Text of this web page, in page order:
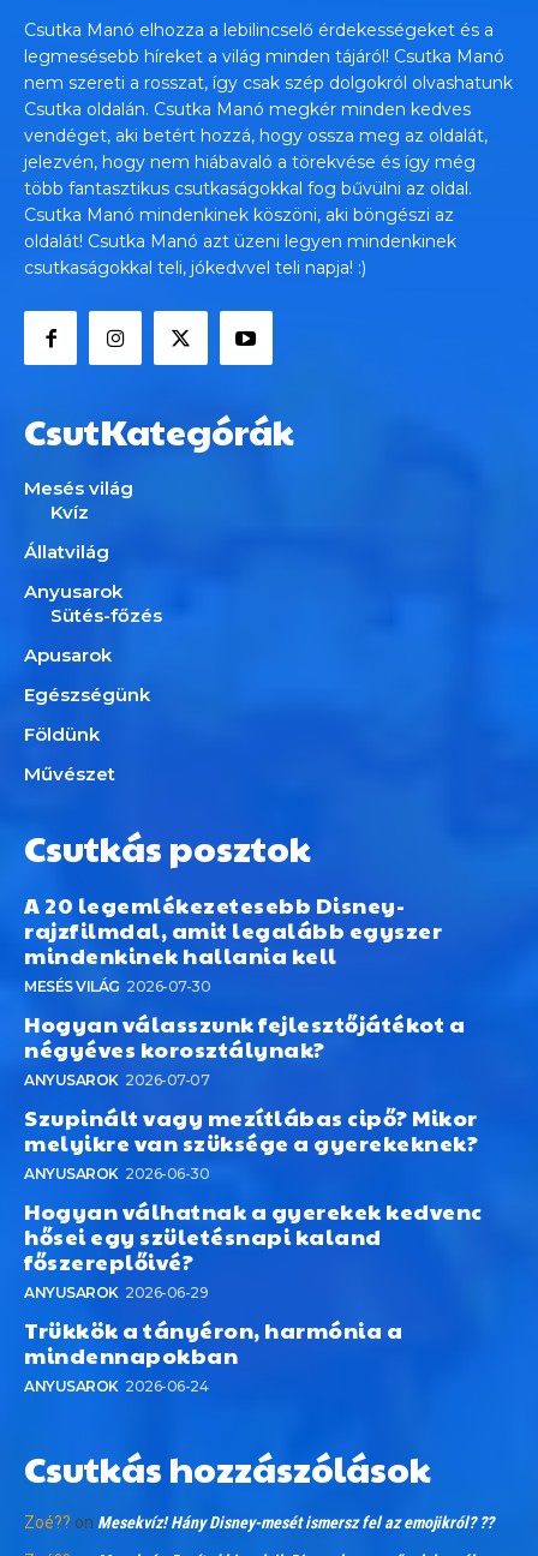
Csutka Manó elhozza a lebilincselő érdekességeket és a
legmesésebb híreket a világ minden tájáról! Csutka Manó
nem szereti a rosszat, így csak szép dolgokról olvashatunk
Csutka oldalán. Csutka Manó megkér minden kedves
vendéget, aki betért hozzá, hogy ossza meg az oldalát,
jelezvén, hogy nem hiábavaló a törekvése és így még
több fantasztikus csutkaságokkal fog bűvülni az oldal.
Csutka Manó mindenkinek köszöni, aki böngészi az
oldalát! Csutka Manó azt üzeni legyen mindenkinek
csutkaságokkal teli, jókedvvel teli napja! :)
CsutKategórák
Mesés világ
Kvíz
Állatvilág
Anyusarok
Sütés-főzés
Apusarok
Egészségünk
Földünk
Művészet
Csutkás posztok
A 20 legemlékezetesebb Disney-
rajzfilmdal, amit legalább egyszer
mindenkinek hallania kell
MESÉS VILÁG 2026-07-30
Hogyan válasszunk fejlesztőjátékot a
négyéves korosztálynak?
ANYUSAROK 2026-07-07
Szupinált vagy mezítlábas cipő? Mikor
melyikre van szüksége a gyerekeknek?
ANYUSAROK 2026-06-30
Hogyan válhatnak a gyerekek kedvenc
hősei egy születésnapi kaland
főszereplőivé?
ANYUSAROK 2026-06-29
Trükkök a tányéron, harmónia a
mindennapokban
ANYUSAROK 2026-06-24
Csutkás hozzászólások
Zoé?? on Mesekvíz! Hány Disney-mesét ismersz fel az emojikról? ??